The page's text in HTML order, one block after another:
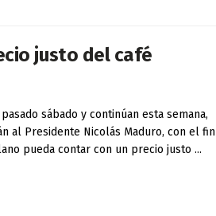
justo del café
sábado y continúan esta semana,
al Presidente Nicolás Maduro, con el fin
pueda contar con un precio justo ...